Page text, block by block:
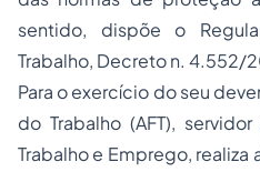
sentido, dispõe o
Trabalho, Decreto n. 4.552/
Para o exercício do seu
do Trabalho (AFT),
Trabalho e Emprego,